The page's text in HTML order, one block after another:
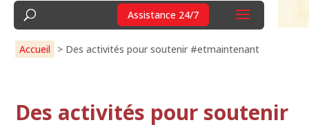
Assistance 24/7
Accueil > Des activités pour soutenir #etmaintenant
Des activités pour soutenir